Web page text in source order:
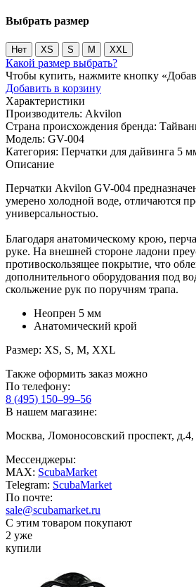
Выбрать размер
Нет XS S M XXL
Какой размер выбрать?
Чтобы купить, нажмите кнопку
Добавить в корзину
Характеристики
Производитель: Akvilon
Страна происхождения бренда:
Модель: GV-004
Категория: Перчатки для дайвинга 5
Описание
Перчатки Akvilon GV-004
умерено холодной воде, отличаются
универсальностью.
Благодаря анатомическому крою,
руке. На внешней стороне ладони
противоскользящее покрытие, что
дополнительного оборудования под
скольжение рук по поручням трапа.
Неопрен 5 мм
Анатомический крой
Размер: XS, S, M, XXL
Также оформить заказ можно
По телефону:
8 (495) 150–99–56
В нашем магазине:
Москва, Ломоносовский проспект, д.4,
Мессенджеры:
MAX: ScubaMarket
Telegram: ScubaMarket
По почте:
sale@scubamarket.ru
С этим товаром покупают
2 уже
купили